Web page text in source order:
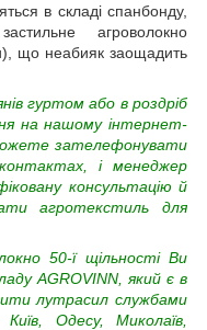
в складі спанбонду,
агроволокно
що неабияк заощадить
гуртом або в роздріб
на нашому інтернет-
зателефонувати
і менеджер
консультацію й
агротекстиль для
50-ї щільності Ви
AGROVINN, який є в
лутрасил службами
Одесу, Миколаїв,